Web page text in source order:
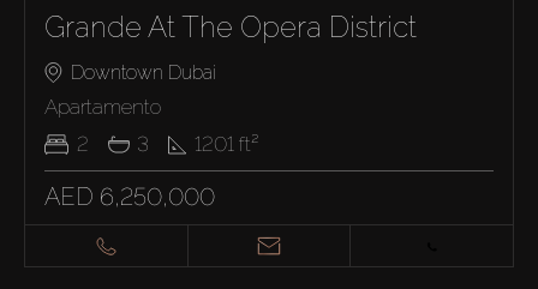
Grande At The Opera District
Downtown Dubai
Apartamento
2
3 1201 ft²
AED 6,250,000